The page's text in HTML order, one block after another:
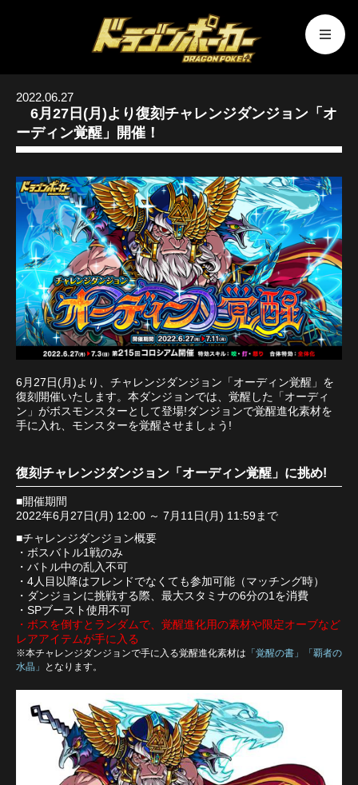
2022.06.27
6月27日(月)より復刻チャレンジダンジョン「オ
ーディン覚醒」開催！
6月27日(月)より、チャレンジダンジョン「オーディン覚醒」を
復刻開催いたします。本ダンジョンでは、覚醒した「オーディ
ン」がボスモンスターとして登場!ダンジョンで覚醒進化素材を
手に入れ、モンスターを覚醒させましょう!
復刻チャレンジダンジョン「オーディン覚醒」に挑め!
■開催期間
2022年6月27日(月) 12:00 ～ 7月11日(月) 11:59まで
■チャレンジダンジョン概要
・ボスバトル1戦のみ
・バトル中の乱入不可
・4人目以降はフレンドでなくても参加可能（マッチング時）
・ダンジョンに挑戦する際、最大スタミナの6分の1を消費
・SPブースト使用不可
・ボスを倒すとランダムで、覚醒進化用の素材や限定オーブなど
レアアイテムが手に入る
※本チャレンジダンジョンで手に入る覚醒進化素材は 「覚醒の書」「覇者の
水晶」
となります。